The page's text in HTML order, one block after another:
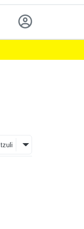
Itzuli